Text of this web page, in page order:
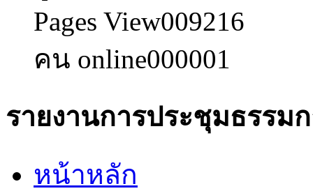
Pages View009216
คน online000001
รายงานการประชุมธรรม
หน้าหลัก